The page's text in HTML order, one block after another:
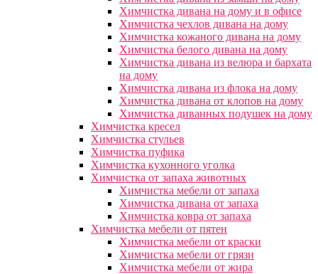
Химчистка дивана на дому и в офисе
Химчистка чехлов дивана на дому
Химчистка кожаного дивана на дому
Химчистка белого дивана на дому
Химчистка дивана из велюра и бархата
на дому
Химчистка дивана из флока на дому
Химчистка дивана от клопов на дому
Химчистка диванных подушек на дому
Химчистка кресел
Химчистка стульев
Химчистка пуфика
Химчистка кухонного уголка
Химчистка от запаха животных
Химчистка мебели от запаха
Химчистка дивана от запаха
Химчистка ковра от запаха
Химчистка мебели от пятен
Химчистка мебели от краски
Химчистка мебели от грязи
Химчистка мебели от жира